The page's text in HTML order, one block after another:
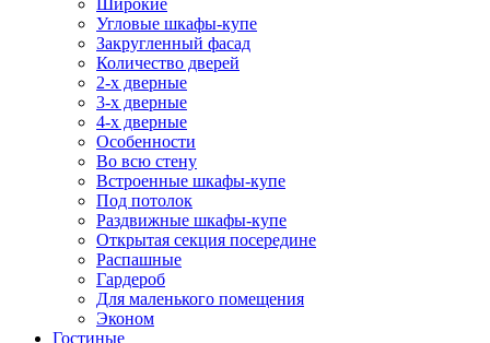
Широкие
Угловые шкафы-купе
Закругленный фасад
Количество дверей
2-х дверные
3-х дверные
4-х дверные
Особенности
Во всю стену
Встроенные шкафы-купе
Под потолок
Раздвижные шкафы-купе
Открытая секция посередине
Распашные
Гардероб
Для маленького помещения
Эконом
Гостиные